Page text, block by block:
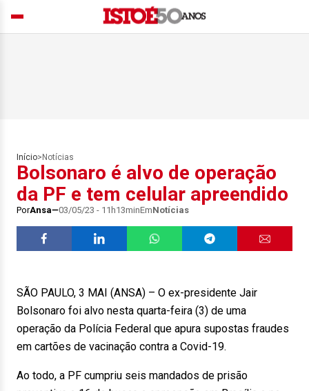
Início> Notícias
Bolsonaro é alvo de operação
da PF e tem celular apreendido
PorAnsa 03/05/23 - 11h13minEmNotícias
SÃO PAULO, 3 MAI (ANSA) – O ex-presidente Jair
Bolsonaro foi alvo nesta quarta-feira (3) de uma
operação da Polícia Federal que apura supostas fraudes
em cartões de vacinação contra a Covid-19.
Ao todo, a PF cumpriu seis mandados de prisão